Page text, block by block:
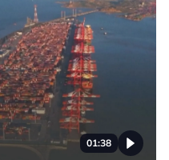
01:38